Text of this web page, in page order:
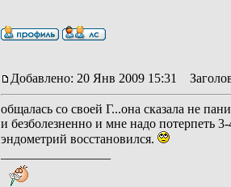
Добавлено: 20 Янв 2009 15:31
общалась со своей Г...она сказала не
и безболезненно и мне надо потерпеть
эндометрий восстановился.